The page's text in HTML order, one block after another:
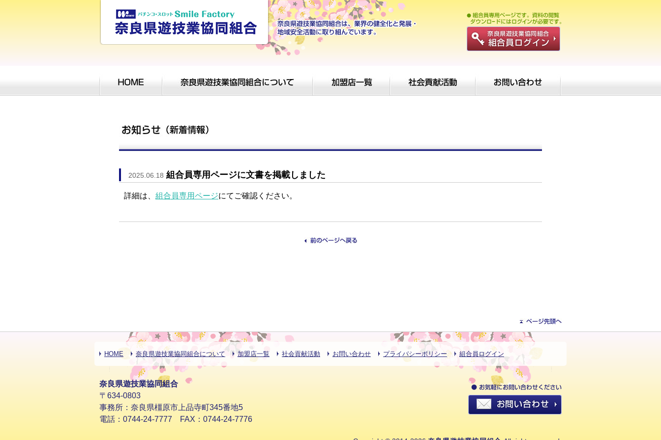
2025.06.18 組合員専用ページに文書を掲載しました
詳細は、 組合員専用ページにてご確認ください。
HOME 奈良県遊技業協同組合について 加盟店一覧 社会貢献活動 お問い合わせ プライバシーポリシー 組合員ログイン
奈良県遊技業協同組合
〒634-0803
事務所：奈良県橿原市上品寺町345番地5
電話：0744-24-7777 FAX：0744-24-7776